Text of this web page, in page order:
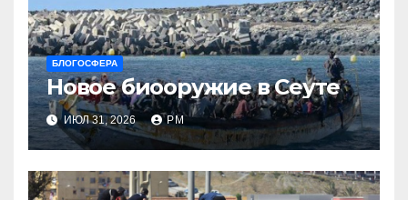
БЛОГОСФЕРА
Новое биооружие в Сеуте
ИЮЛ 31, 2026 РМ